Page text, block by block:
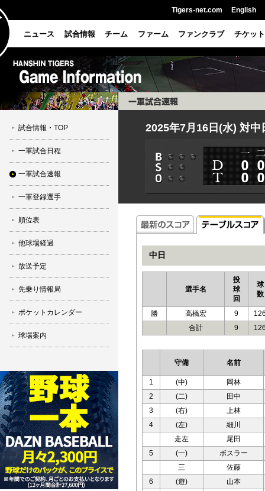
Tigers-net.com English
ニュース 試合情報 チーム ファーム ファンクラブ チケット
試合情報・TOP
一軍試合日程
一軍試合速報
一軍登録選手
順位表
他球場経過
放送予定
先乗り情報局
ポケットカレンダー
球場案内
2025年7月16日(水) 対中
中日
選手名
投
球
回
球
数
勝 高橋宏 9
合計
9
守備 名前
1 (中)
岡林
2
(二)
田中
3
(右)
上林
4
(左)
細川
走左
尾田
5
(一)
ボスラー
三
佐藤
6
(遊)
山本